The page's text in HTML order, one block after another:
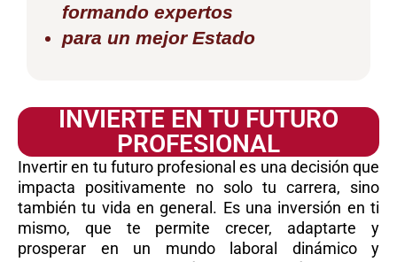
formando expertos
para un mejor Estado
INVIERTE EN TU FUTURO
PROFESIONAL
Invertir en tu futuro profesional es una decisión que
impacta positivamente no solo tu carrera, sino
también tu vida en general. Es una inversión en ti
mismo, que te permite crecer, adaptarte y
prosperar en un mundo laboral dinámico y